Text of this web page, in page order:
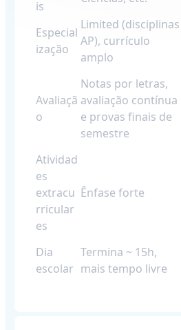
is
Especial
ização
Limited (disciplinas
AP), currículo
amplo
Avaliaçã
o
Notas por letras,
avaliação contínua
e provas finais de
semestre
Atividad
es
extracu
rricular
es
Ênfase forte
Dia
escolar
Termina ~ 15h,
mais tempo livre